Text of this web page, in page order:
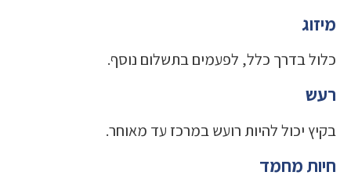
מיזוג
כלול בדרך כלל, לפעמים בתשלום נוסף.
רעש
בקיץ יכול להיות רועש במרכז עד מאוחר.
חיות מחמד